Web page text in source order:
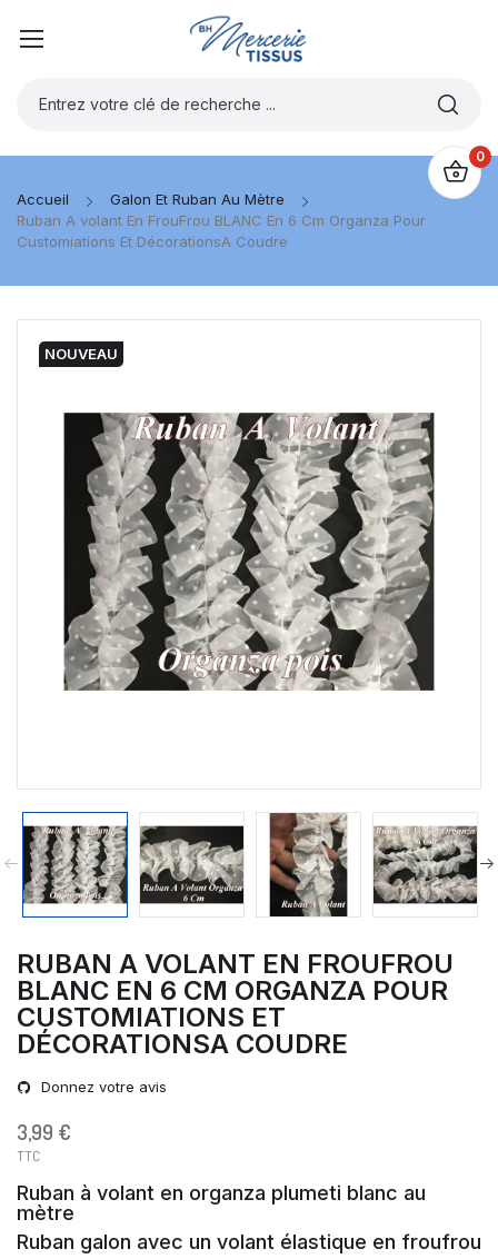
0
Accueil
Galon Et Ruban Au Mètre
Ruban A volant En FrouFrou BLANC En 6 Cm Organza Pour
Customiations Et DécorationsA Coudre
NOUVEAU
RUBAN A VOLANT EN FROUFROU
BLANC EN 6 CM ORGANZA POUR
CUSTOMIATIONS ET
DÉCORATIONSA COUDRE
Donnez votre avis
3,99 €
TTC
Ruban à volant en organza plumeti blanc au
mètre
Ruban galon avec un volant élastique en froufrou